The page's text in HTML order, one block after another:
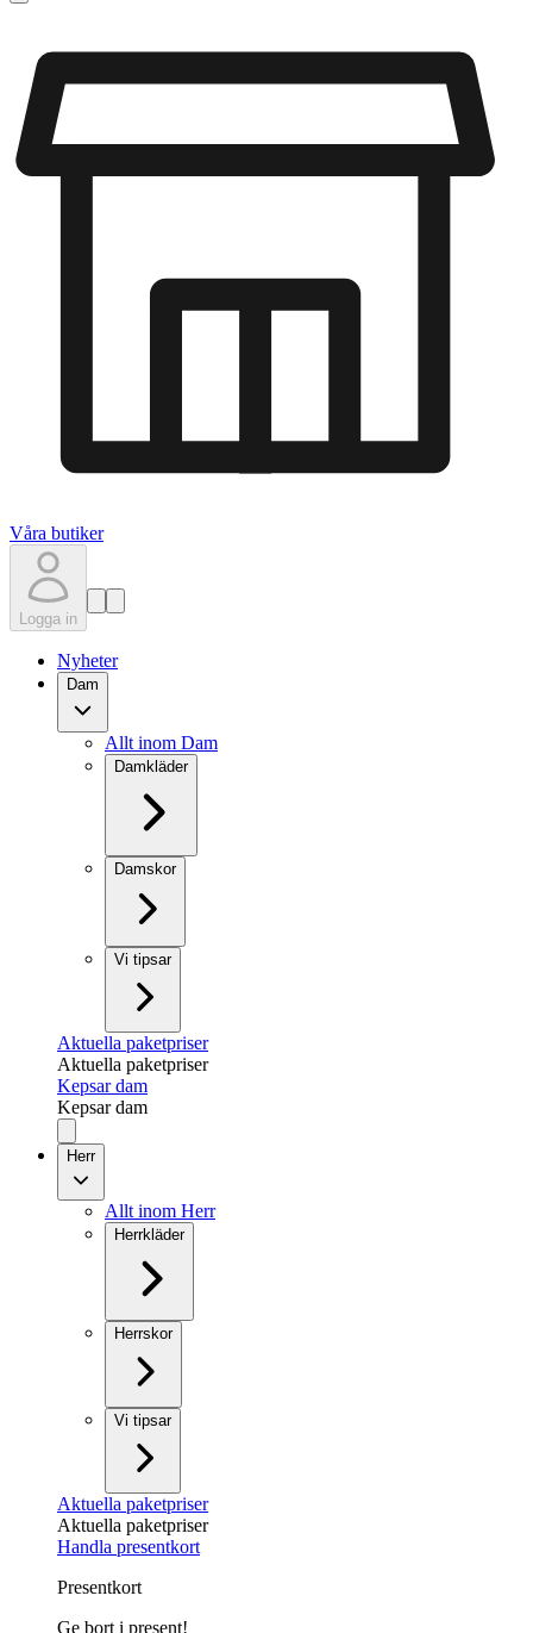
Våra butiker
Logga in
Nyheter
Dam
Allt inom Dam
Damkläder
Damskor
Vi tipsar
Aktuella paketpriser
Aktuella paketpriser
Kepsar dam
Kepsar dam
Herr
Allt inom Herr
Herrkläder
Herrskor
Vi tipsar
Aktuella paketpriser
Aktuella paketpriser
Handla presentkort
Presentkort
Ge bort i present!